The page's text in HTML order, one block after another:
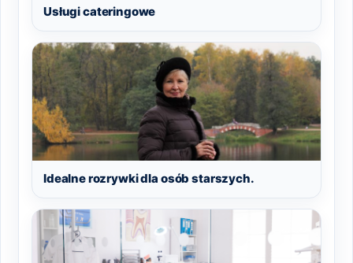
Usługi cateringowe
Idealne rozrywki dla osób starszych.